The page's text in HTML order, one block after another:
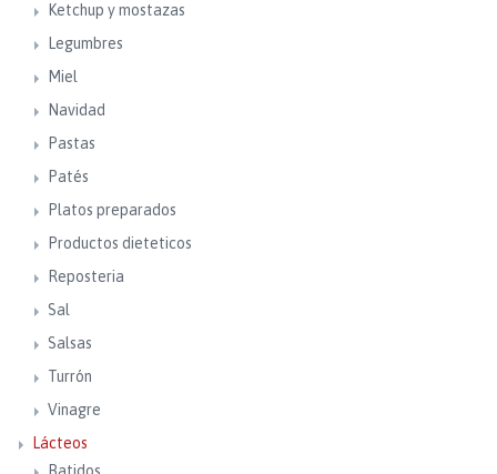
Ketchup y mostazas
Legumbres
Miel
Navidad
Pastas
Patés
Platos preparados
Productos dieteticos
Reposteria
Sal
Salsas
Turrón
Vinagre
Lácteos